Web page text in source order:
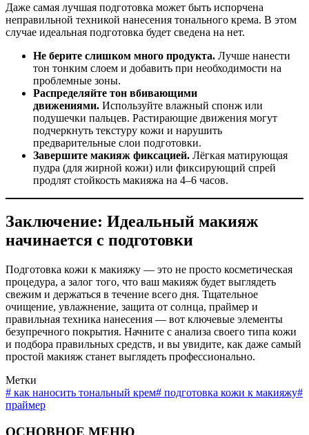
Даже самая лучшая подготовка может быть испорчена
неправильной техникой нанесения тонального крема. В этом
случае идеальная подготовка будет сведена на нет.
Не берите слишком много продукта. Лучше нанести
тон тонким слоем и добавить при необходимости на
проблемные зоны.
Распределяйте тон вбивающими
движениями. Используйте влажный спонж или
подушечки пальцев. Растирающие движения могут
подчеркнуть текстуру кожи и нарушить
предварительные слои подготовки.
Завершите макияж фиксацией. Лёгкая матирующая
пудра (для жирной кожи) или фиксирующий спрей
продлят стойкость макияжа на 4–6 часов.
Заключение: Идеальный макияж
начинается с подготовки
Подготовка кожи к макияжу — это не просто косметическая
процедура, а залог того, что ваш макияж будет выглядеть
свежим и держаться в течение всего дня. Тщательное
очищение, увлажнение, защита от солнца, праймер и
правильная техника нанесения — вот ключевые элементы
безупречного покрытия. Начните с анализа своего типа кожи
и подбора правильных средств, и вы увидите, как даже самый
простой макияж станет выглядеть профессионально.
Метки
# как наносить тональный крем# подготовка кожи к макияжу#
праймер
ОСНОВНОЕ МЕНЮ